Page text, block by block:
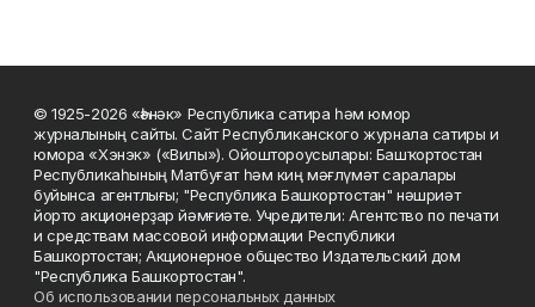
© 1925-2026 «Һәнәк» Республика сатира һәм юмор
журналының сайты. Сайт Республиканского журнала сатиры и
юмора «Хэнэк» («Вилы»). Ойоштороусылары: Башҡортостан
Республикаһының Матбуғат һәм киң мәғлүмәт саралары
буйынса агентлығы; "Республика Башкортостан" нәшриәт
йорто акционерҙар йәмғиәте. Учредители: Агентство по печати
и средствам массовой информации Республики
Башкортостан; Акционерное общество Издательский дом
"Республика Башкортостан".
Об использовании персональных данных